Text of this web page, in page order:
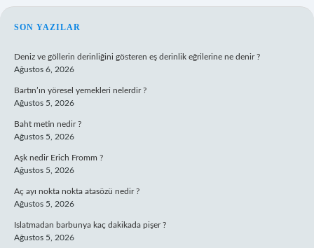
SIDEBAR
SON YAZILAR
Deniz ve göllerin derinliğini gösteren eş derinlik eğrilerine ne denir ?
Ağustos 6, 2026
Bartın’ın yöresel yemekleri nelerdir ?
Ağustos 5, 2026
Baht metin nedir ?
Ağustos 5, 2026
Aşk nedir Erich Fromm ?
Ağustos 5, 2026
Aç ayı nokta nokta atasözü nedir ?
Ağustos 5, 2026
Islatmadan barbunya kaç dakikada pişer ?
Ağustos 5, 2026